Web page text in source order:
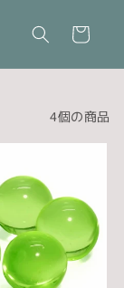
ー
4個の商品